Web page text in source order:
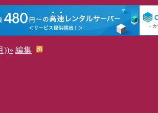
))» 編集